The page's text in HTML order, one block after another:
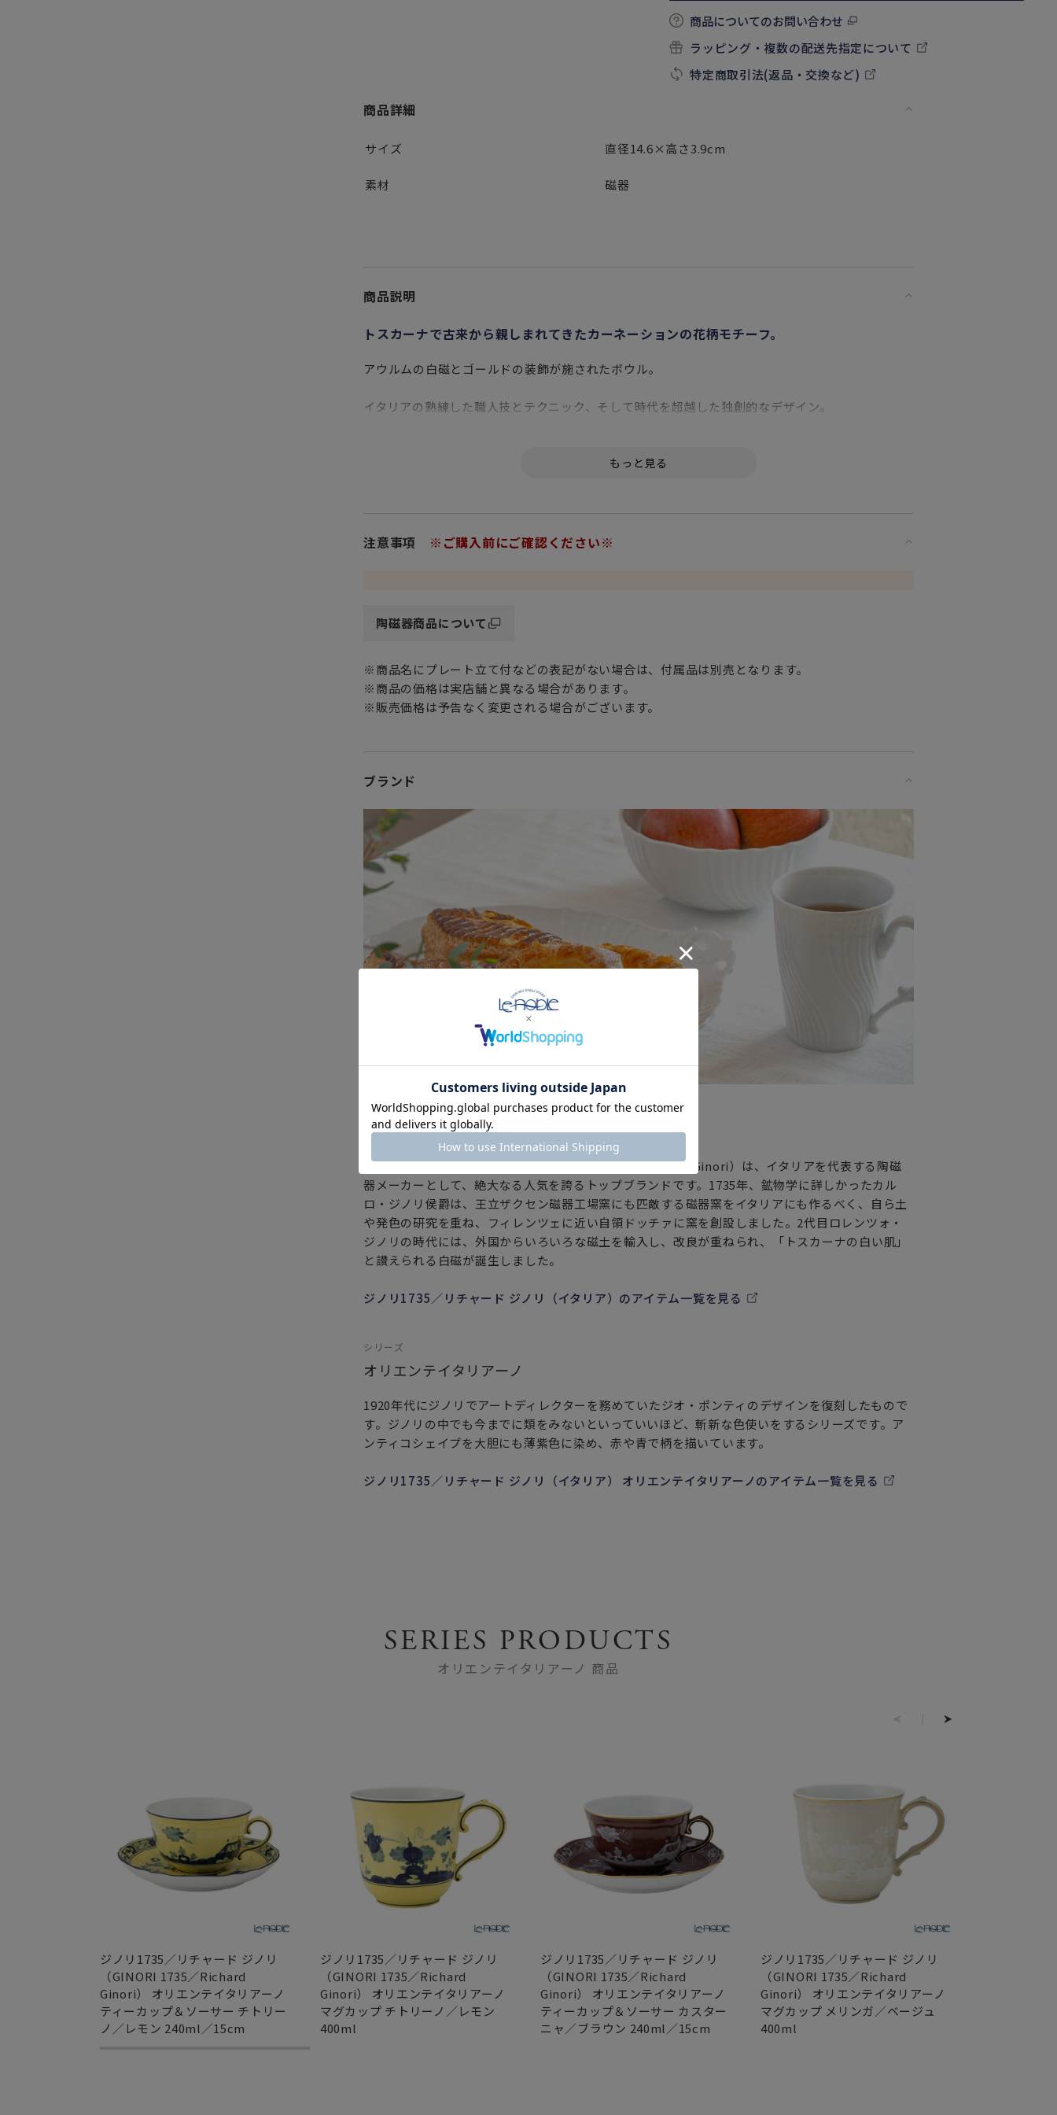
商品についてのお問い合わせ
ラッピング・複数の配送先指定について
特定商取引法(返品・交換など)
商品詳細
サイズ 直径14.6×高さ3.9cm
素材 磁器
商品説明
トスカーナで古来から親しまれてきたカーネーションの花柄モチーフ。
アウルムの白磁とゴールドの装飾が施されたボウル。
イタリアの熟練した職人技とテクニック、そして時代を超越した独創的なデザイン。
独特の色彩感覚による10色もの豊富なカラーバリエーションにより
一つの色で揃えたり、色違いで組み合わせたりすることで
ジノリ1735／リチャード ジノリの定番「イタリアンフルーツ」と同じ
「アンティコシェイプ（形）」と言われるデザイン。
特別な記念日の心を込めた上品な贈り物や
お祝いのギフトやプレゼントとしてだけでなく
頑張った自分へのご褒美としても最適です。
お洒落なクリスマスギフトとしてもいかがでしょうか。
1735年の創業以来、高品質で芸術的な磁器の製造にこだわり、イタリアならではの表現力を最大限
1時を重ねるごとに価値を増す品質、クラフトマンシップそして Made in Italy にこだわり、よりデ
ザイン性の高い、新しいブランドアイデンティティを展開しています。
注意事項 ※ご購入前にご確認ください※
陶磁器商品について
※商品名にプレート立て付などの表記がない場合は、付属品は別売となります。
※商品の価格は実店舗と異なる場合があります。
※販売価格は予告なく変更される場合がございます。
ブランド
ブランド
ジノリ1735／リチャード ジノリ（イタリア）
ジノリ1735／リチャード ジノリ（GINORI 1735／Richard Ginori）は、イタリアを代表する陶磁
器メーカーとして、絶大なる人気を誇るトップブランドです。1735年、鉱物学に詳しかったカル
ロ・ジノリ侯爵は、王立ザクセン磁器工場窯にも匹敵する磁器窯をイタリアにも作るべく、自ら土
や発色の研究を重ね、フィレンツェに近い自領ドッチァに窯を創設しました。2代目ロレンツォ・
ジノリの時代には、外国からいろいろな磁土を輸入し、改良が重ねられ、「トスカーナの白い肌」
と讃えられる白磁が誕生しました。
ジノリ1735／リチャード ジノリ（イタリア）のアイテム一覧を見る
シリーズ
オリエンテイタリアーノ
1920年代にジノリでアートディレクターを務めていたジオ・ポンティのデザインを復刻したもので
す。ジノリの中でも今までに類をみないといっていいほど、斬新な色使いをするシリーズです。ア
ンティコシェイプを大胆にも薄紫色に染め、赤や青で柄を描いています。
ジノリ1735／リチャード ジノリ（イタリア） オリエンテイタリアーノのアイテム一覧を見る
SERIES PRODUCTS
オリエンテイタリアーノ 商品
ジノリ1735／リチャード ジノリ
（GINORI 1735／Richard
Ginori） オリエンテイタリアーノ
ティーカップ＆ソーサー チトリー
ノ／レモン 240ml／15cm
ジノリ1735／リチャード ジノリ
（GINORI 1735／Richard
Ginori） オリエンテイタリアーノ
マグカップ チトリーノ／レモン
400ml
ジノリ1735／リチャード ジノリ
（GINORI 1735／Richard
Ginori） オリエンテイタリアーノ
ティーカップ＆ソーサー カスター
ニャ／ブラウン 240ml／15cm
ジノリ1735／リチャード ジノリ
（GINORI 1735／Richard
Ginori） オリエンテイタリアーノ
マグカップ メリンガ／ベージュ
400ml